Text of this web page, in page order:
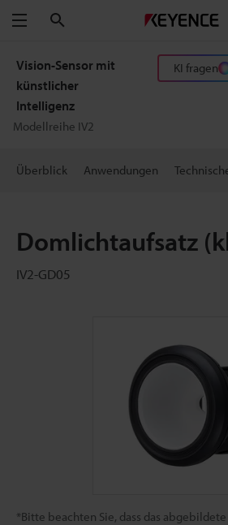
Menü
Vision-Sensor mit
künstlicher
Intelligenz
Modellreihe IV2
KI fragen
Überblick Anwendungen
Domlichtaufsatz
IV2-GD05
*Bitte beachten Sie, dass das